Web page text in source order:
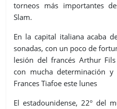
torneos más importantes
Slam.
En la capital italiana acaba
sonadas, con un poco de
lesión del francés Arthur
con mucha determinación
Frances Tiafoe este lunes
El estadounidense, 22º del